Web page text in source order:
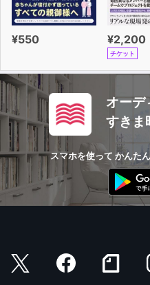
¥550 ¥2,200
チケット
オーデ
すきま
スマホを使って かんた